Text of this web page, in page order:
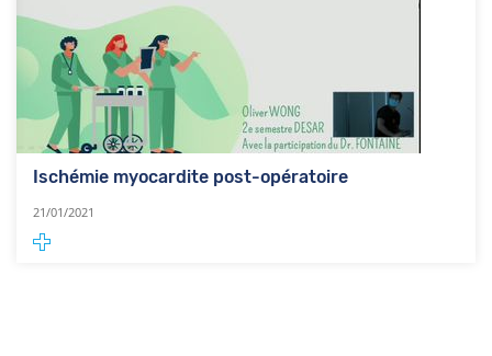
Ischémie myocardite post-opératoire
21/01/2021